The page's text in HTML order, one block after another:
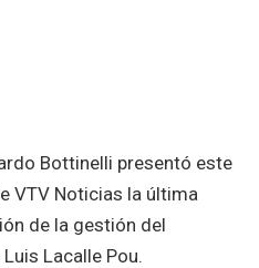
Bottinelli presentó este
VTV Noticias la última
de la gestión del
Lacalle Pou.